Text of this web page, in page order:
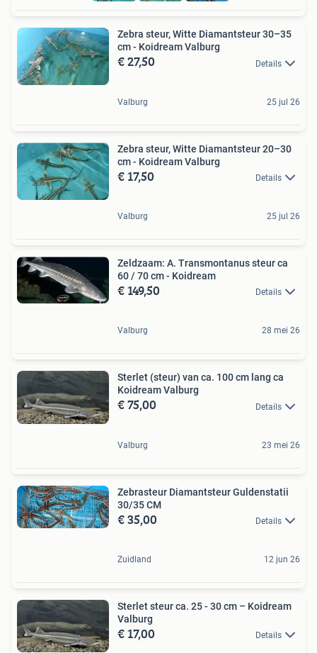
Zebra steur, Witte Diamantsteur 30–35
cm - Koidream Valburg
€ 27,50 Details
Valburg 25 jul 26
Zebra steur, Witte Diamantsteur 20–30
cm - Koidream Valburg
€ 17,50 Details
Valburg 25 jul 26
Zeldzaam: A. Transmontanus steur ca
60 / 70 cm - Koidream
€ 149,50 Details
Valburg 28 mei 26
Sterlet (steur) van ca. 100 cm lang ca
Koidream Valburg
€ 75,00 Details
Valburg 23 mei 26
Zebrasteur Diamantsteur Guldenstatii
30/35 CM
€ 35,00 Details
Zuidland 12 jun 26
Sterlet steur ca. 25 - 30 cm – Koidream
Valburg
€ 17,00 Details